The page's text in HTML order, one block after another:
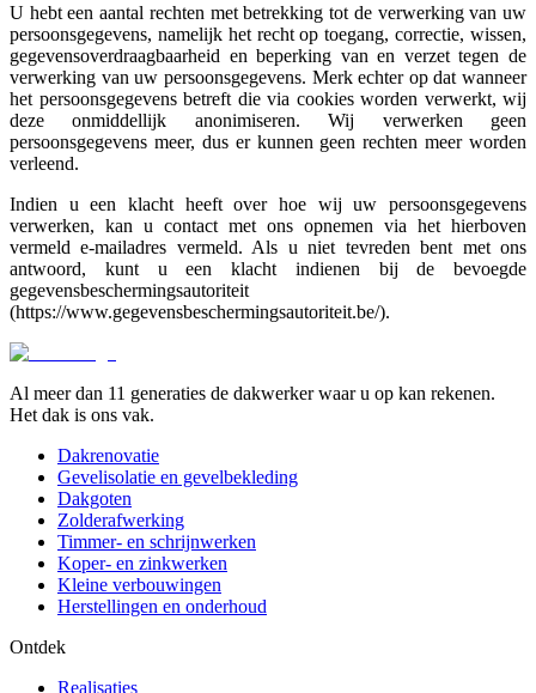
U hebt een aantal rechten met betrekking tot de verwerking van uw
persoonsgegevens, namelijk het recht op toegang, correctie, wissen,
gegevensoverdraagbaarheid en beperking van en verzet tegen de
verwerking van uw persoonsgegevens. Merk echter op dat wanneer
het persoonsgegevens betreft die via cookies worden verwerkt, wij
deze onmiddellijk anonimiseren. Wij verwerken geen
persoonsgegevens meer, dus er kunnen geen rechten meer worden
verleend.
Indien u een klacht heeft over hoe wij uw persoonsgegevens
verwerken, kan u contact met ons opnemen via het hierboven
vermeld e-mailadres vermeld. Als u niet tevreden bent met ons
antwoord, kunt u een klacht indienen bij de bevoegde
gegevensbeschermingsautoriteit
(https://www.gegevensbeschermingsautoriteit.be/).
Al meer dan 11 generaties de dakwerker waar u op kan rekenen.
Het dak is ons vak.
Dakrenovatie
Gevelisolatie en gevelbekleding
Dakgoten
Zolderafwerking
Timmer- en schrijnwerken
Koper- en zinkwerken
Kleine verbouwingen
Herstellingen en onderhoud
Ontdek
Realisaties